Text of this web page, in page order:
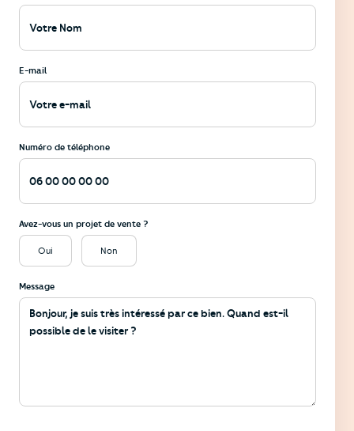
E-mail
Numéro de téléphone
Avez-vous un projet de vente ?
Oui Non
Message